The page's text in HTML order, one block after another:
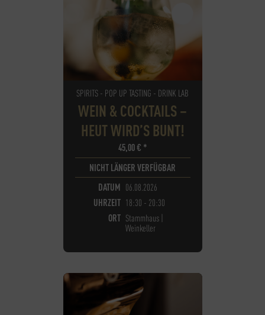
SPIRITS - POP UP TASTING - DRINK LAB
WEIN & COCKTAILS –
HEUT WIRD’S BUNT!
45,00€ *
NICHT LÄNGER VERFÜGBAR
DATUM 06.08.2026
UHRZEIT 18:30 - 20:30
ORT Stammhaus |
Weinkeller